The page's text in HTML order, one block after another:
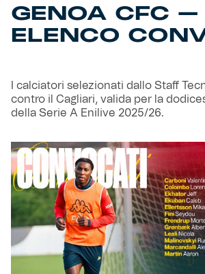
Isolani x Genoa
Fortissimo batte il mio cuor
GENOA CFC –
ELENCO
I calciatori selezionati dallo Staff
contro il Cagliari, valida per la
della Serie A Enilive 2025/26.